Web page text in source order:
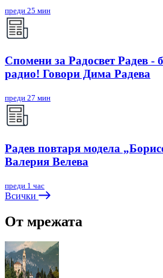
преди 25 мин
Спомени за Радосвет Радев -
радио! Говори Дима Радева
преди 27 мин
Радев повтаря модела
Валерия Велева
преди 1 час
Всички
От мрежата